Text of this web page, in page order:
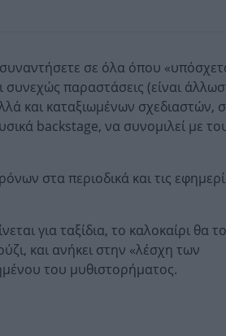
σε όλα όπου
συνεχώς παραστάσεις (είναι
και καταξιωμένων σχεδιαστών,
backstage, να συνομιλεί με
στα περιοδικά και τις
για ταξίδια, το καλοκαίρι θα
και ανήκει στην «λέσχη των
του μυθιστορήματος.